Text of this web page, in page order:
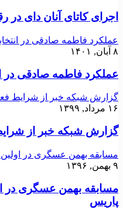
اجرای کاتای آنان دای در
عملکرد فاطمه صادقی در
۸ آبان, ۱۴۰۱
عملکرد فاطمه صادقی در
گزارش شبکه خبر از شرایط
۱۶ مرداد, ۱۳۹۹
گزارش شبکه خبر از
مسابقه بهمن عسگری در اولین مرحله
۹ بهمن, ۱۳۹۶
پاریس